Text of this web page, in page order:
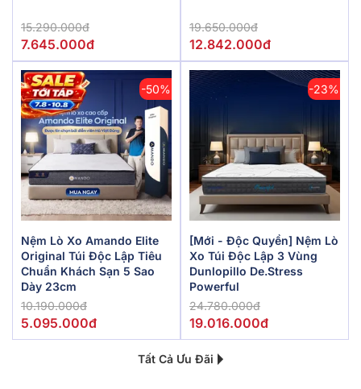
15.290.000đ
7.645.000đ
19.650.000đ
12.842.000đ
-50%
Nệm Lò Xo Amando Elite
Original Túi Độc Lập Tiêu
Chuẩn Khách Sạn 5 Sao
Dày 23cm
10.190.000đ
5.095.000đ
-23%
[Mới - Độc Quyền] Nệm Lò
Xo Túi Độc Lập 3 Vùng
Dunlopillo De.Stress
Powerful
24.780.000đ
19.016.000đ
Tất Cả Ưu Đãi